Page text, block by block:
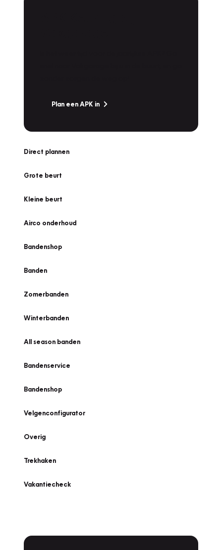
Plan een APK in
Direct plannen
Grote beurt
Kleine beurt
Airco onderhoud
Bandenshop
Banden
Zomerbanden
Winterbanden
All season banden
Bandenservice
Bandenshop
Velgenconfigurator
Overig
Trekhaken
Vakantiecheck